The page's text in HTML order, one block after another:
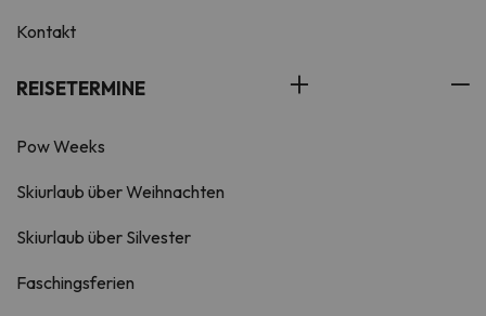
Kontakt
REISETERMINE
Pow Weeks
Skiurlaub über Weihnachten
Skiurlaub über Silvester
Faschingsferien